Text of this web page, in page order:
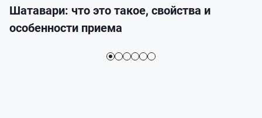
Шатавари: что это такое, свойства и
особенности приема